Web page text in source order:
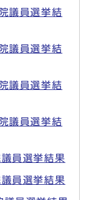
議員選挙結
議員選挙結
議員選挙結
議員選挙結
員選挙結果
員選挙結果